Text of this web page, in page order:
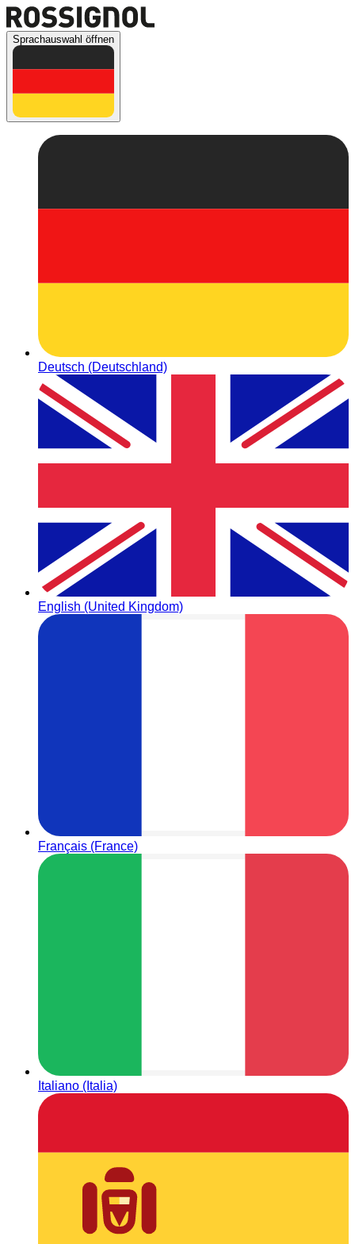
Sprachauswahl öffnen
Deutsch (Deutschland)
English (United Kingdom)
Français (France)
Italiano (Italia)